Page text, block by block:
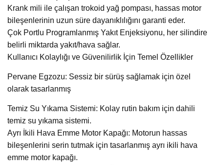
Krank mili ile çalışan trokoid yağ pompası, hassas motor
bileşenlerinin uzun süre dayanıklılığını garanti eder.
Çok Portlu Programlanmış Yakıt Enjeksiyonu, her silindire
belirli miktarda yakıt/hava sağlar.
Kullanıcı Kolaylığı ve Güvenilirlik İçin Temel Özellikler
Pervane Egzozu: Sessiz bir sürüş sağlamak için özel
olarak tasarlanmış
Temiz Su Yıkama Sistemi: Kolay rutin bakım için dahili
temiz su yıkama sistemi.
Ayrı İkili Hava Emme Motor Kapağı: Motorun hassas
bileşenlerini serin tutmak için tasarlanmış ayrı ikili hava
emme motor kapağı.